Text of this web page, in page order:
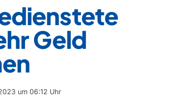
Geld
um 06:12 Uhr